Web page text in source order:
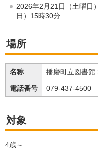
2026年2月21日（土曜日
日）15時30分
場所
名称 播磨町立図書館
電話番号 079-437-4500
対象
4歳～